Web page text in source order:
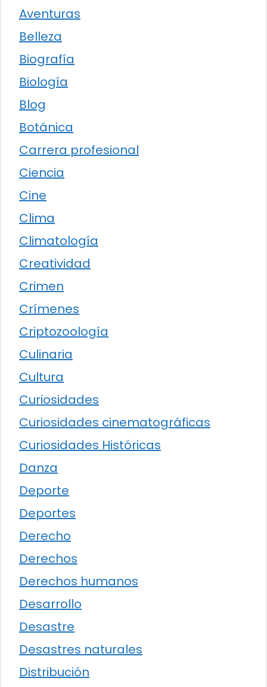
Aventuras
Belleza
Biografía
Biología
Blog
Botánica
Carrera profesional
Ciencia
Cine
Clima
Climatología
Creatividad
Crimen
Crímenes
Criptozoología
Culinaria
Cultura
Curiosidades
Curiosidades cinematográficas
Curiosidades Históricas
Danza
Deporte
Deportes
Derecho
Derechos
Derechos humanos
Desarrollo
Desastre
Desastres naturales
Distribución